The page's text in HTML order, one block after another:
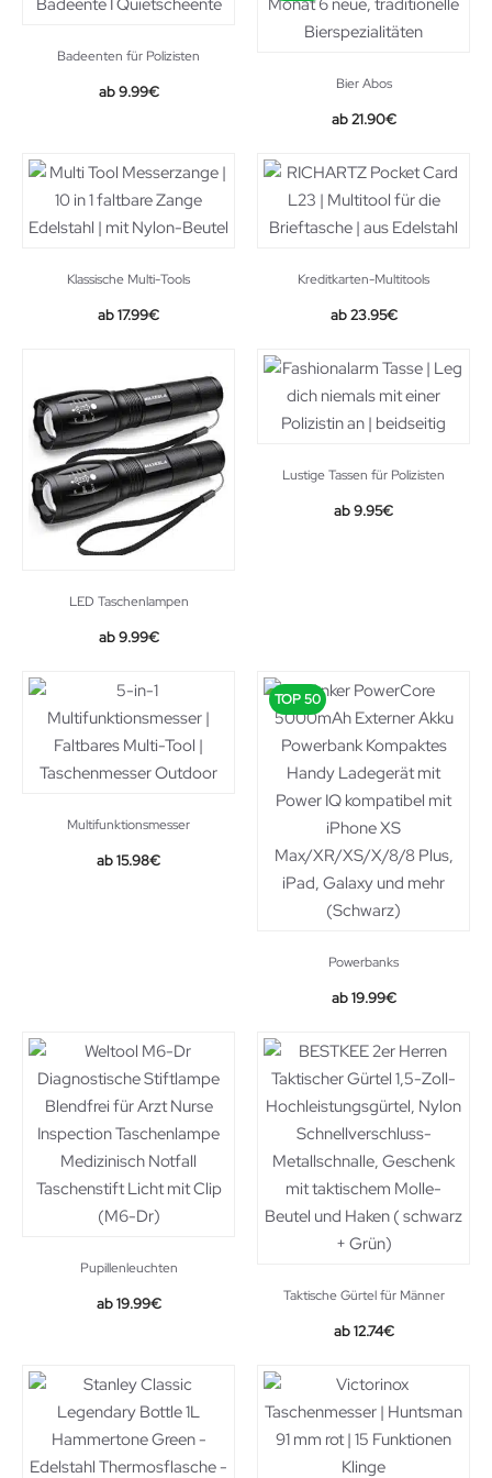
Badeenten für Polizisten
9.99€ Bier Abos
21.90€
Klassische Multi-Tools
17.99€
Kreditkarten-Multitools
Original
was:
23.95€Current
23.95€.
LED Taschenlampen
9.99€
Lustige Tassen für Polizisten
9.95€
Multifunktionsmesser
15.98€
TOP 50
Powerbanks
19.99€
Pupillenleuchten
19.99€ Taktische Gürtel für Männer
Original
was:
12.74€Current